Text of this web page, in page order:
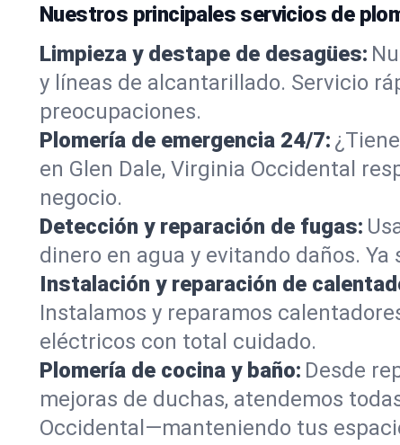
Nuestros principales servicios de
Limpieza y destape de desagües:
y líneas de alcantarillado. Servicio
preocupaciones.
Plomería de emergencia 24/7:
en Glen Dale, Virginia Occidental
negocio.
Detección y reparación de fugas:
dinero en agua y evitando daños.
Instalación y reparación de
Instalamos y reparamos
eléctricos con total cuidado.
Plomería de cocina y baño: Desde
mejoras de duchas, atendemos
Occidental—manteniendo tus